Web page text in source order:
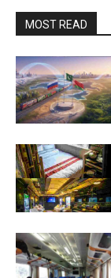
MOST READ